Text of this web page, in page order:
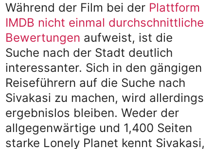
Während der Film bei der Plattform
IMDB nicht einmal durchschnittliche
Bewertungen aufweist, ist die
Suche nach der Stadt deutlich
interessanter. Sich in den gängigen
Reiseführern auf die Suche nach
Sivakasi zu machen, wird allerdings
ergebnislos bleiben. Weder der
allgegenwärtige und 1,400 Seiten
starke Lonely Planet kennt Sivakasi,